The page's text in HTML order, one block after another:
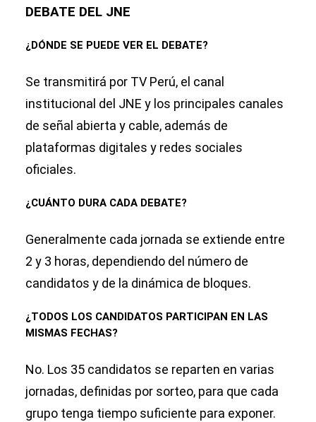
DEBATE DEL JNE
¿DÓNDE SE PUEDE VER EL DEBATE?
Se transmitirá por TV Perú, el canal
institucional del JNE y los principales canales
de señal abierta y cable, además de
plataformas digitales y redes sociales
oficiales.
¿CUÁNTO DURA CADA DEBATE?
Generalmente cada jornada se extiende entre
2 y 3 horas, dependiendo del número de
candidatos y de la dinámica de bloques.
¿TODOS LOS CANDIDATOS PARTICIPAN EN LAS
MISMAS FECHAS?
No. Los 35 candidatos se reparten en varias
jornadas, definidas por sorteo, para que cada
grupo tenga tiempo suficiente para exponer.